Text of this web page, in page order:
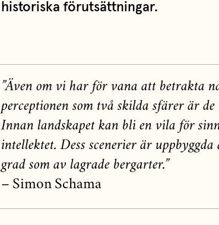
historiska förutsättningar.
”Även om vi har för vana att betrakta
perceptionen som två skilda sfärer är
Innan landskapet kan bli en vila för
intellektet. Dess scenerier är
grad som av lagrade bergarter.”
– Simon Schama